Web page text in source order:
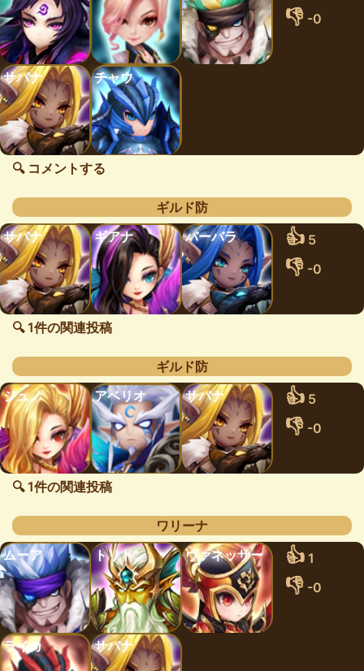
👎 -0
サバナ チャウ
🔍 コメントする
ギルド防
サバナ
ギアナ バーバラ 👍 5
👎 -0
🔍 1件の関連投稿
ギルド防
ジュノ
アベリオ サバナ 👍 5
👎 -0
🔍 1件の関連投稿
ワリーナ
ムーア
トリトン ヴァネッサー 👍 1
👎 -0
ライカ サバナ